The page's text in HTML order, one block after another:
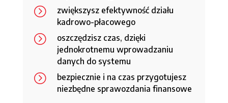
=
zwiększysz efektywność działu
kadrowo-płacowego
=
oszczędzisz czas, dzięki
jednokrotnemu wprowadzaniu
danych do systemu
=
bezpiecznie i na czas przygotujesz
niezbędne sprawozdania finansowe